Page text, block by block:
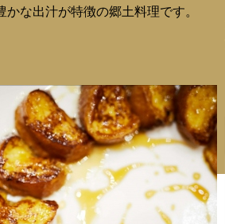
かな出汁が特徴の郷土料理です。